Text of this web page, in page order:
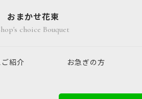
おまかせ花束
choice Bouquet
紹介 お急ぎの方